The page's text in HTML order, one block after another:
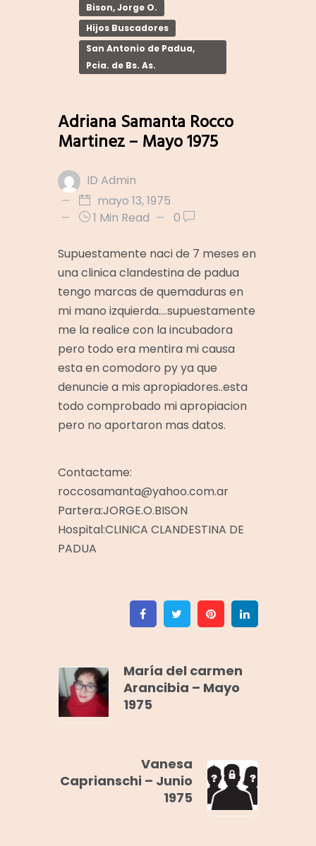
Bison, Jorge O.
Hijos Buscadores
San Antonio de Padua,
Pcia. de Bs. As.
Adriana Samanta Rocco
Martinez – Mayo 1975
ID Admin
mayo 13, 1975
1 Min Read
0
Supuestamente naci de 7 meses en
una clinica clandestina de padua
tengo marcas de quemaduras en
mi mano izquierda….supuestamente
me la realice con la incubadora
pero todo era mentira mi causa
esta en comodoro py ya que
denuncie a mis apropiadores..esta
todo comprobado mi apropiacion
pero no aportaron mas datos.
Contactame:
roccosamanta@yahoo.com.ar
Partera:JORGE.O.BISON
Hospital:CLINICA CLANDESTINA DE
PADUA
FacebookTwitter Pinterest
María del carmen
Arancibia – Mayo
1975
Vanesa
Caprianschi – Junio
1975